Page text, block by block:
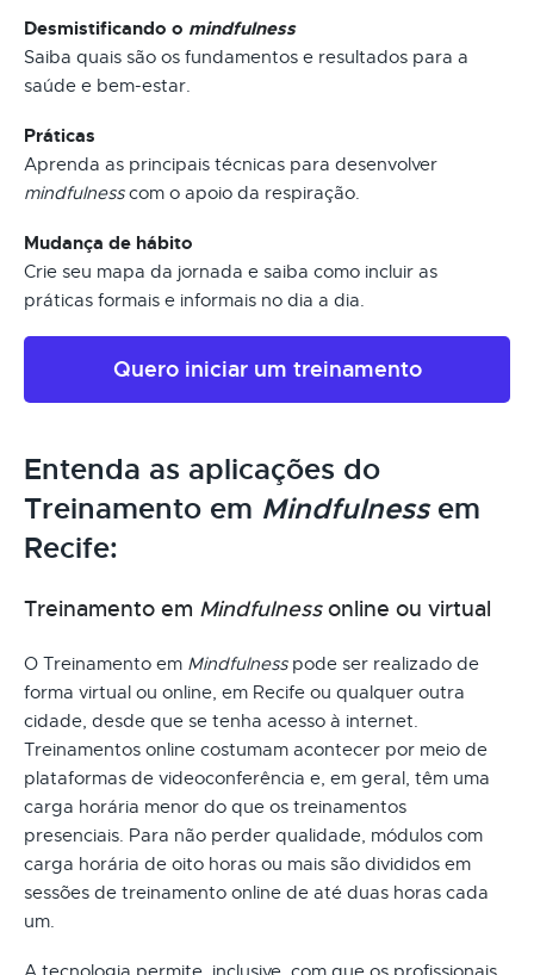
Desmistificando o mindfulness
Saiba quais são os fundamentos e resultados para a
saúde e bem-estar.
Práticas
Aprenda as principais técnicas para desenvolver
mindfulnesscom o apoio da respiração.
Mudança de hábito
Crie seu mapa da jornada e saiba como incluir as
práticas formais e informais no dia a dia.
Quero iniciar um treinamento
Entenda as aplicações do
Treinamento em Mindfulnessem
Recife:
Treinamento em Mindfulnessonline ou virtual
O Treinamento em Mindfulnesspode ser realizado de
forma virtual ou online, em Recife ou qualquer outra
cidade, desde que se tenha acesso à internet.
Treinamentos online costumam acontecer por meio de
plataformas de videoconferência e, em geral, têm uma
carga horária menor do que os treinamentos
presenciais. Para não perder qualidade, módulos com
carga horária de oito horas ou mais são divididos em
sessões de treinamento online de até duas horas cada
um.